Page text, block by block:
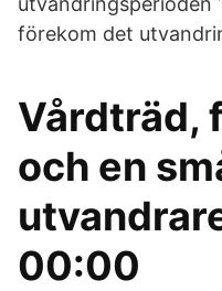
förekom det
Vårdträd,
och en
00:00